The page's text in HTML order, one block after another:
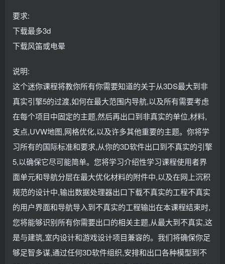
要求:
下载最多3d
下载风笛或电晕
说明:
这个迷你课程将教你所有你需要知道的关于从3DS最大到非
真实引擎5的过渡,如何在最大范围内导航,以及所有需要考虑
在每个项目中固定的主题,然后再出口到非真实的单位,材料,
支点,UVW地图,网格优化,以及许多其他重要的主题。你将学
习所有的国际标准和要求,从你的3D软件出口到不真实的引擎
5,以确保它尽可能简单。您将学习介绍性学习课程使用者界
面单元和导航分层在最大优化材料的附件中,以及在网上沉积
规范的设计中,输出数据处理器出口下载不真实的工程不真实
的用户界面和导航导入到不真实的工程输出在本课程结束时,
您将能够识别所有你需要出口的相关主题,从最大到不真实,这
是与建筑,室内设计和游戏设计项目兼容的。我们将确保你足
够足智多谋,通过任何3D软件组织,安排和出口各种模型到不